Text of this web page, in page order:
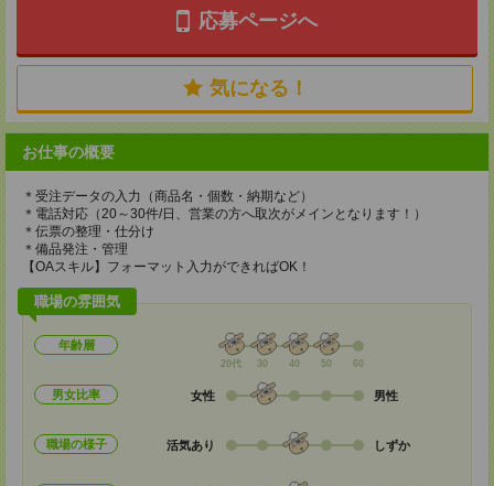
応募ページへ
気になる！
お仕事の概要
＊受注データの入力（商品名・個数・納期など）
＊電話対応（20～30件/日、営業の方へ取次がメインとなります！）
＊伝票の整理・仕分け
＊備品発注・管理
【OAスキル】フォーマット入力ができればOK！
職場の雰囲気
年齢層
20代 30 40 50 60
男女比率 女性 男性
職場の様子 活気あり しずか